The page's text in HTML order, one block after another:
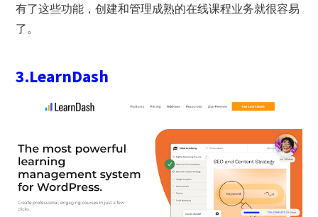
有了这些功能，创建和管理成熟的在线课程业务就很容易
了。
3.LearnDash